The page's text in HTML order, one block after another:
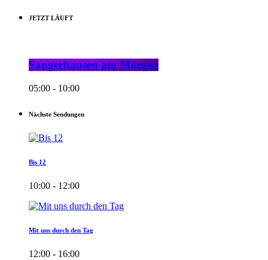
JETZT LÄUFT
Sangerhausen am Morgen
05:00 - 10:00
Nächste Sendungen
Bis 12
10:00 - 12:00
Mit uns durch den Tag
12:00 - 16:00